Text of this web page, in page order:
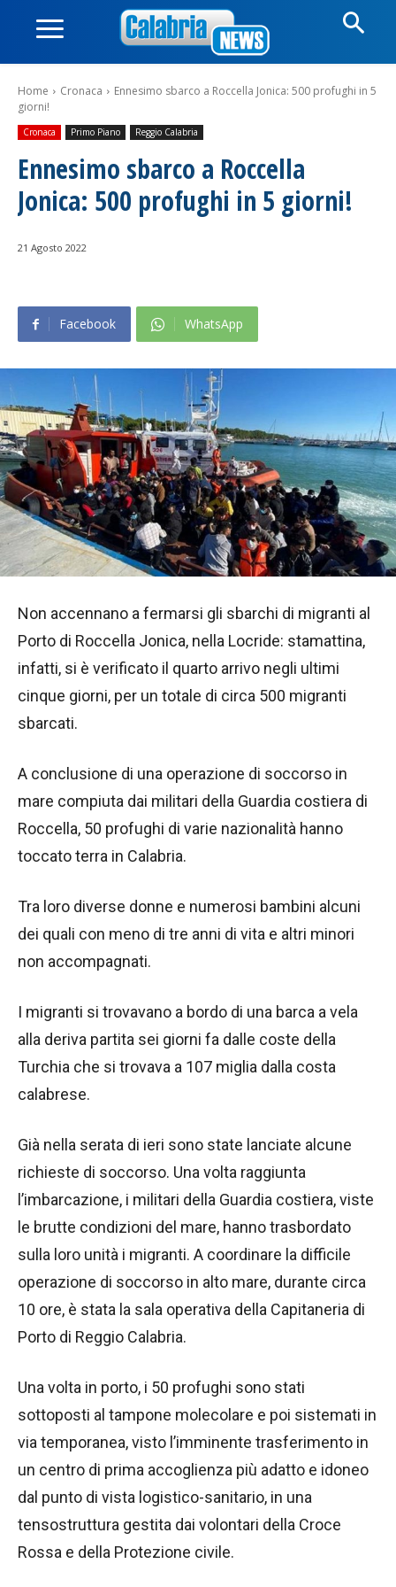
Home Cronaca
Ennesimo sbarco a Roccella Jonica: 500 profughi in 5
giorni!
Cronaca Primo Piano Reggio Calabria
Ennesimo sbarco a Roccella
Jonica: 500 profughi in 5 giorni!
21 Agosto 2022
Facebook WhatsApp
Non accennano a fermarsi gli sbarchi di migranti al
Porto di Roccella Jonica, nella Locride: stamattina,
infatti, si è verificato il quarto arrivo negli ultimi
cinque giorni, per un totale di circa 500 migranti
sbarcati.
A conclusione di una operazione di soccorso in
mare compiuta dai militari della Guardia costiera di
Roccella, 50 profughi di varie nazionalità hanno
toccato terra in Calabria.
Tra loro diverse donne e numerosi bambini alcuni
dei quali con meno di tre anni di vita e altri minori
non accompagnati.
I migranti si trovavano a bordo di una barca a vela
alla deriva partita sei giorni fa dalle coste della
Turchia che si trovava a 107 miglia dalla costa
calabrese.
Già nella serata di ieri sono state lanciate alcune
richieste di soccorso. Una volta raggiunta
l’imbarcazione, i militari della Guardia costiera, viste
le brutte condizioni del mare, hanno trasbordato
sulla loro unità i migranti. A coordinare la difficile
operazione di soccorso in alto mare, durante circa
10 ore, è stata la sala operativa della Capitaneria di
Porto di Reggio Calabria.
Una volta in porto, i 50 profughi sono stati
sottoposti al tampone molecolare e poi sistemati in
via temporanea, visto l’imminente trasferimento in
un centro di prima accoglienza più adatto e idoneo
dal punto di vista logistico-sanitario, in una
tensostruttura gestita dai volontari della Croce
Rossa e della Protezione civile.